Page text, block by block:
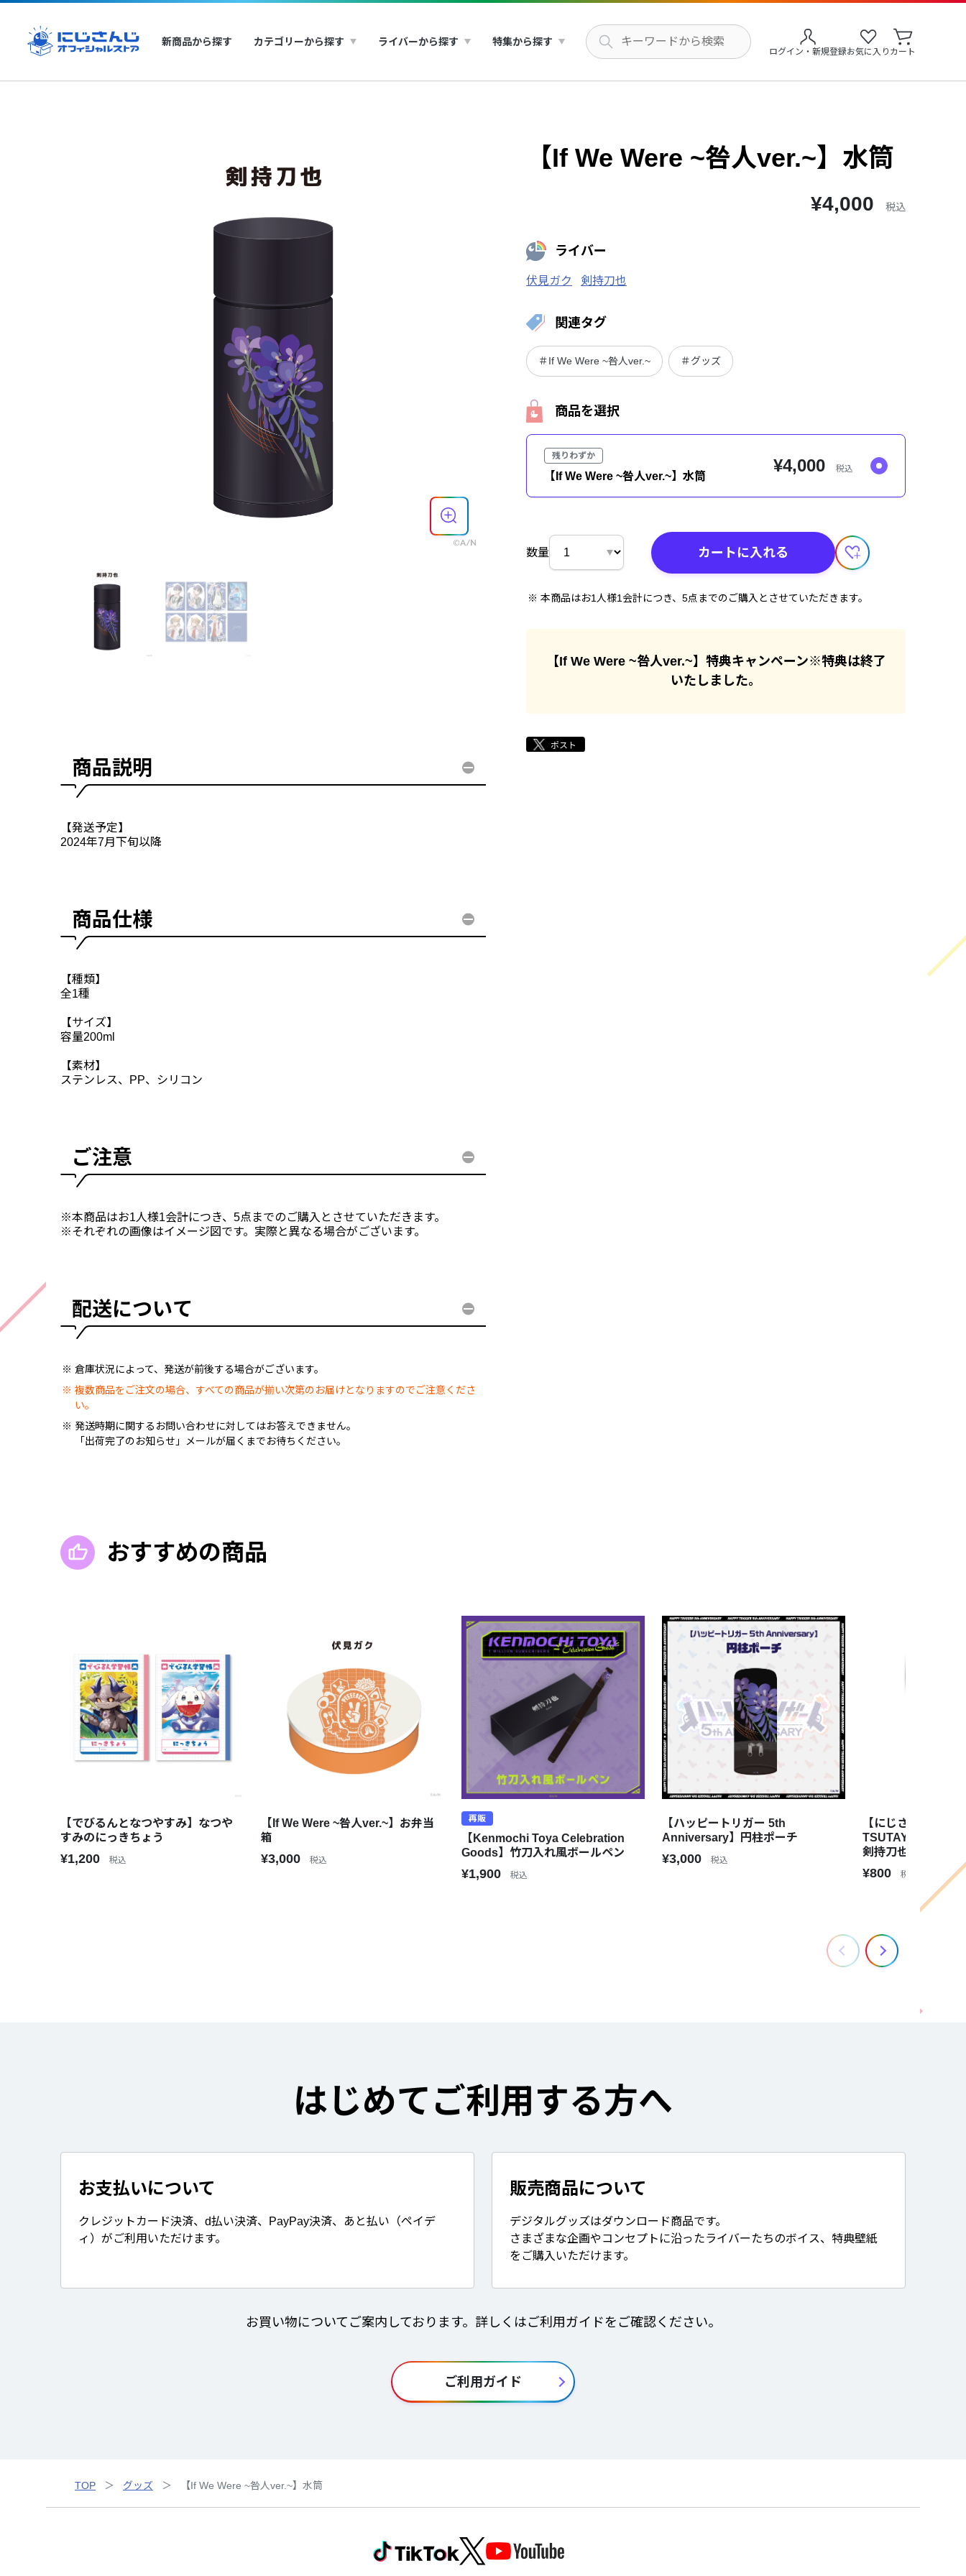
新商品から探す カテゴリーから探す ライバーから探す 特集から探す
ログイン・新規登録お気に入り カート
【If We Were ~咎人ver.~】水筒
¥4,000 税込
ライバー
伏見ガク 剣持刀也
関連タグ
＃If We Were ~咎人ver.~ ＃グッズ
商品を選択
残りわずか
【If We Were ~咎人ver.~】水筒
¥4,000 税込
数量 カートに入れる
本商品はお1人様1会計につき、5点までのご購入とさせていただきます。
【If We Were ~咎人ver.~】特典キャンペーン※特典は終了
いたしました。
商品説明
【発送予定】
2024年7月下旬以降
商品仕様
【種類】
全1種
【サイズ】
容量200ml
【素材】
ステンレス、PP、シリコン
ご注意
※本商品はお1人様1会計につき、5点までのご購入とさせていただきます。
※それぞれの画像はイメージ図です。実際と異なる場合がございます。
配送について
倉庫状況によって、発送が前後する場合がございます。
複数商品をご注文の場合、すべての商品が揃い次第のお届けとなりますのでご注意くださ
い。
発送時期に関するお問い合わせに対してはお答えできません。
「出荷完了のお知らせ」メールが届くまでお待ちください。
おすすめの商品
【でびるんとなつやすみ】なつや
すみのにっきちょう
¥1,200 税込
【If We Were ~咎人ver.~】お弁当
箱
¥3,000 税込
再販
【Kenmochi Toya Celebration
Goods】竹刀入れ風ボールペン
¥1,900 税込
【ハッピートリガー 5th
Anniversary】円柱ポーチ
¥3,000 税込
【にじさんじ
TSUTAYAコラボ記
剣持刀也
¥800 税込
はじめてご利用する方へ
お支払いについて
クレジットカード決済、d払い決済、PayPay決済、あと払い（ペイデ
ィ）がご利用いただけます。
販売商品について
デジタルグッズはダウンロード商品です。
さまざまな企画やコンセプトに沿ったライバーたちのボイス、特典壁紙
をご購入いただけます。
お買い物についてご案内しております。詳しくはご利用ガイドをご確認ください。
ご利用ガイド
TOP グッズ 【If We Were ~咎人ver.~】水筒